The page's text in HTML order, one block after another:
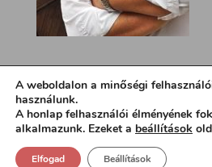
Design:
A weboldalon a minőségi
használunk.
A honlap felhasználói élményének
alkalmazunk. Ezeket a beállítások
Elfogad Beállítások